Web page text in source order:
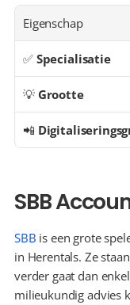
Eigenschap
✅ Specialisatie
💡 Grootte
📲
SBB
SBB is een grote
in Herentals. Ze
verder gaat dan
milieukundig advies